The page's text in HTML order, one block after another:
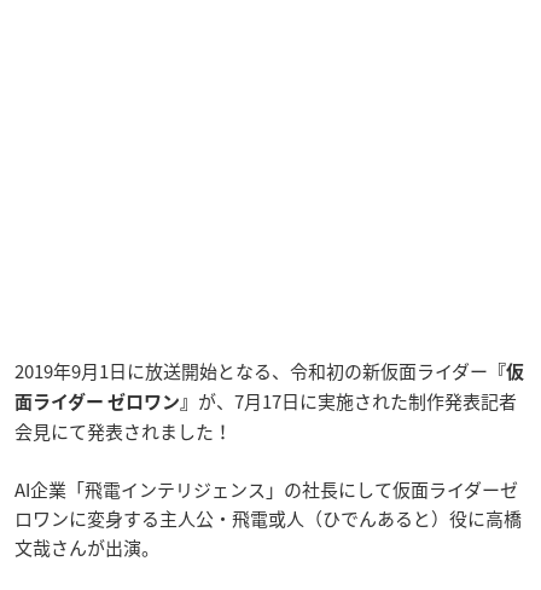
2019年9月1日に放送開始となる、令和初の新仮面ライダー 『仮
面ライダー ゼロワン』 が、7月17日に実施された制作発表記者
会見にて発表されました！
AI企業「飛電インテリジェンス」の社長にして仮面ライダーゼ
ロワンに変身する主人公・飛電或人（ひでんあると）役に高橋
文哉さんが出演。